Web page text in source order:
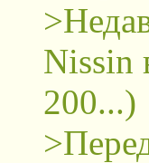
Nissin
200...)